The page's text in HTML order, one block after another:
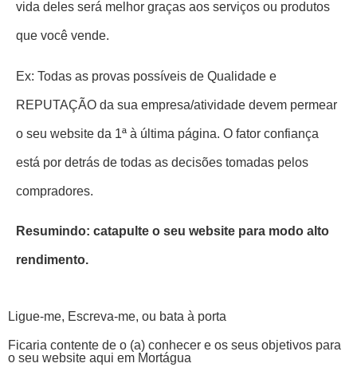
vida deles será melhor graças aos serviços ou produtos
que você vende.
Ex: Todas as provas possíveis de Qualidade e
REPUTAÇÃO da sua empresa/atividade devem permear
o seu website da 1ª à última página. O fator confiança
está por detrás de todas as decisões tomadas pelos
compradores.
Resumindo: catapulte o seu website para modo alto
rendimento.
Ligue-me, Escreva-me, ou bata à porta
Ficaria contente de o (a) conhecer e os seus objetivos para
o seu website aqui em Mortágua